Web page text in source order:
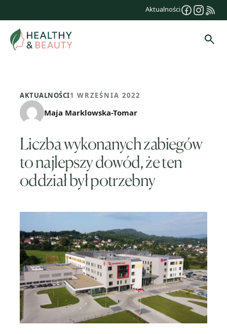
treści
Aktualności
AKTUALNOŚCI1 WRZEŚNIA 2022
Maja Marklowska-Tomar
Liczba wykonanych zabiegów
to najlepszy dowód, że ten
oddział był potrzebny